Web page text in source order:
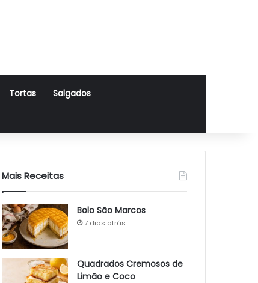
Tortas Salgados
Mais Receitas
Bolo São Marcos
7 dias atrás
Quadrados Cremosos de
Limão e Coco